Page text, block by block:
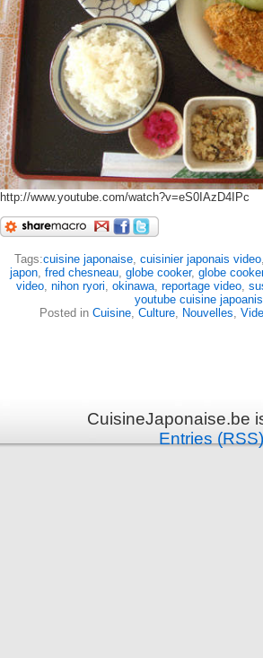
http://www.youtube.com/watch?v=eS0IAzD4IPc
Tags:cuisine japonaise, cuisinier japonais video
japon, fred chesneau, globe cooker, globe
video nihon ryori okinawa reportage video
youtube cuisine
Posted in Cuisine Culture Nouvelles
CuisineJaponaise.be
Entries (RSS)